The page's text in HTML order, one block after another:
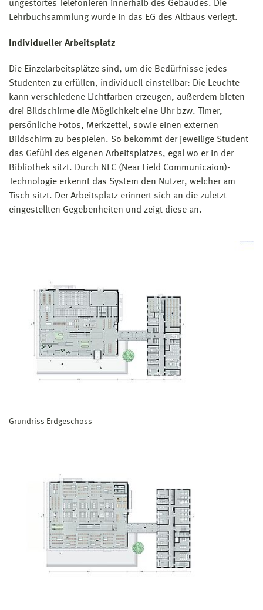
ungestörtes Telefonieren innerhalb des Gebäudes. Die
Lehrbuchsammlung wurde in das EG des Altbaus verlegt.
Individueller Arbeitsplatz
Die Einzelarbeitsplätze sind, um die Bedürfnisse jedes
Studenten zu erfüllen, individuell einstellbar: Die Leuchte
kann verschiedene Lichtfarben erzeugen, außerdem bieten
drei Bildschirme die Möglichkeit eine Uhr bzw. Timer,
persönliche Fotos, Merkzettel, sowie einen externen
Bildschirm zu bespielen. So bekommt der jeweilige Student
das Gefühl des eigenen Arbeitsplatzes, egal wo er in der
Bibliothek sitzt. Durch NFC (Near Field Communicaion)-
Technologie erkennt das System den Nutzer, welcher am
Tisch sitzt. Der Arbeitsplatz erinnert sich an die zuletzt
eingestellten Gegebenheiten und zeigt diese an.
Grundriss Erdgeschoss